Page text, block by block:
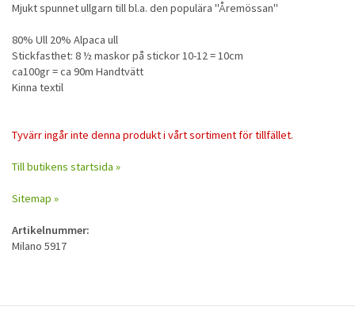
Mjukt spunnet ullgarn till bl.a. den populära "Åremössan"
80% Ull 20% Alpaca ull
Stickfasthet: 8 ½ maskor på stickor 10-12 = 10cm
ca100gr = ca 90m Handtvätt
Kinna textil
Tyvärr ingår inte denna produkt i vårt sortiment för tillfället.
Till butikens startsida »
Sitemap »
Artikelnummer:
Milano 5917